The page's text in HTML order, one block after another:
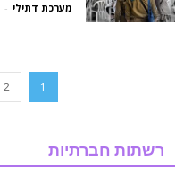
מערכת דתילי -
1
2
רשתות חברתיות